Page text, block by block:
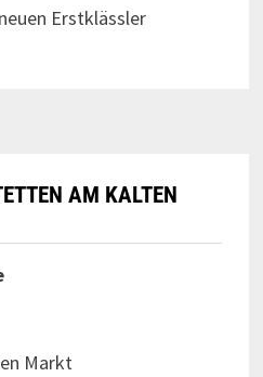
Erstklässler
AM KALTEN
Markt